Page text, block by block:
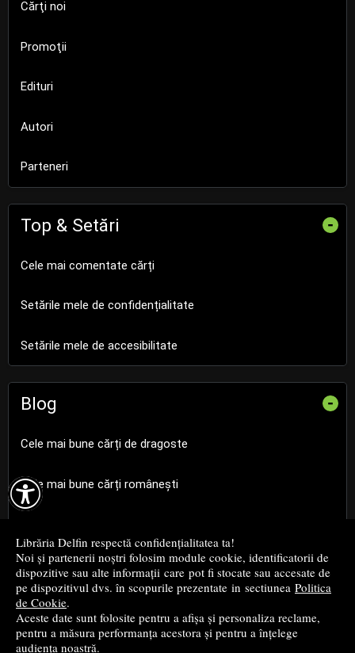

Librăria Delfin respectă confidențialitatea ta!
Noi și partenerii noștri folosim module cookie, identificatorii de
dispozitive sau alte informații care pot fi stocate sau accesate de
pe dispozitivul dvs. în scopurile prezentate in sectiunea Politica
de Cookie.
Aceste date sunt folosite pentru a afișa și personaliza reclame,
pentru a măsura performanța acestora și pentru a înțelege
audiența noastră.
Cărţi noi
Promoţii
Edituri
Autori
Parteneri
Top & Setări -
Cele mai comentate cărți
Setările mele de confidențialitate
Setările mele de accesibilitate
Blog -
Cele mai bune cărți de dragoste
Cele mai bune cărți românești
Cele mai bune cărți de istorie
Top cărți beletristică
...toate știrile